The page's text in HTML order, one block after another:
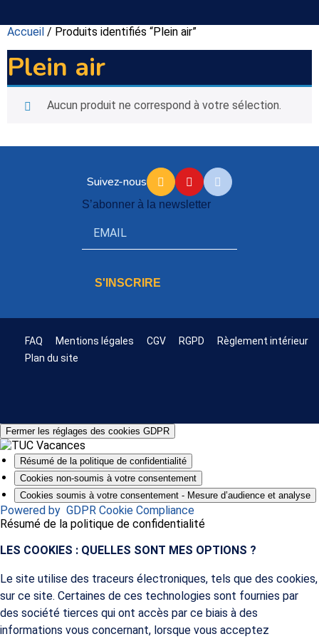
Accueil / Produits identifiés “Plein air”
Plein air
Aucun produit ne correspond à votre sélection.
Suivez-nous
S’abonner à la newsletter
S'INSCRIRE
FAQ Mentions légales CGV RGPD
Règlement intérieur
Plan du site
Fermer les réglages des cookies GDPR
Résumé de la politique de confidentialité
Cookies non-soumis à votre consentement
Cookies soumis à votre consentement - Mesure d’audience et analyse
Powered by GDPR Cookie Compliance
Résumé de la politique de confidentialité
LES COOKIES : QUELLES SONT MES OPTIONS ?
Le site utilise des traceurs électroniques, tels que des cookies,
sur ce site. Certaines de ces technologies sont fournies par
des société tierces qui ont accès par ce biais à des
informations vous concernant, lorsque vous acceptez